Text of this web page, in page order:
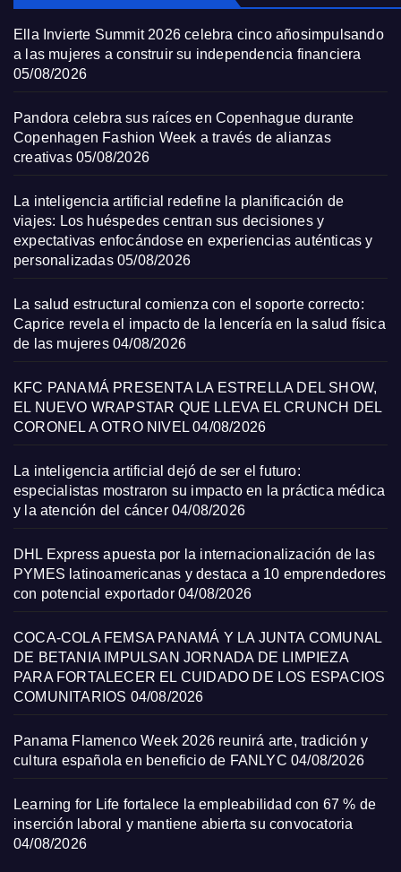
Ella Invierte Summit 2026 celebra cinco añosimpulsando
a las mujeres a construir su independencia financiera
05/08/2026
Pandora celebra sus raíces en Copenhague durante
Copenhagen Fashion Week a través de alianzas
creativas 05/08/2026
La inteligencia artificial redefine la planificación de
viajes: Los huéspedes centran sus decisiones y
expectativas enfocándose en experiencias auténticas y
personalizadas 05/08/2026
La salud estructural comienza con el soporte correcto:
Caprice revela el impacto de la lencería en la salud física
de las mujeres 04/08/2026
KFC PANAMÁ PRESENTA LA ESTRELLA DEL SHOW,
EL NUEVO WRAPSTAR QUE LLEVA EL CRUNCH DEL
CORONEL A OTRO NIVEL 04/08/2026
La inteligencia artificial dejó de ser el futuro:
especialistas mostraron su impacto en la práctica médica
y la atención del cáncer 04/08/2026
DHL Express apuesta por la internacionalización de las
PYMES latinoamericanas y destaca a 10 emprendedores
con potencial exportador 04/08/2026
COCA-COLA FEMSA PANAMÁ Y LA JUNTA COMUNAL
DE BETANIA IMPULSAN JORNADA DE LIMPIEZA
PARA FORTALECER EL CUIDADO DE LOS ESPACIOS
COMUNITARIOS 04/08/2026
Panama Flamenco Week 2026 reunirá arte, tradición y
cultura española en beneficio de FANLYC 04/08/2026
Learning for Life fortalece la empleabilidad con 67 % de
inserción laboral y mantiene abierta su convocatoria
04/08/2026